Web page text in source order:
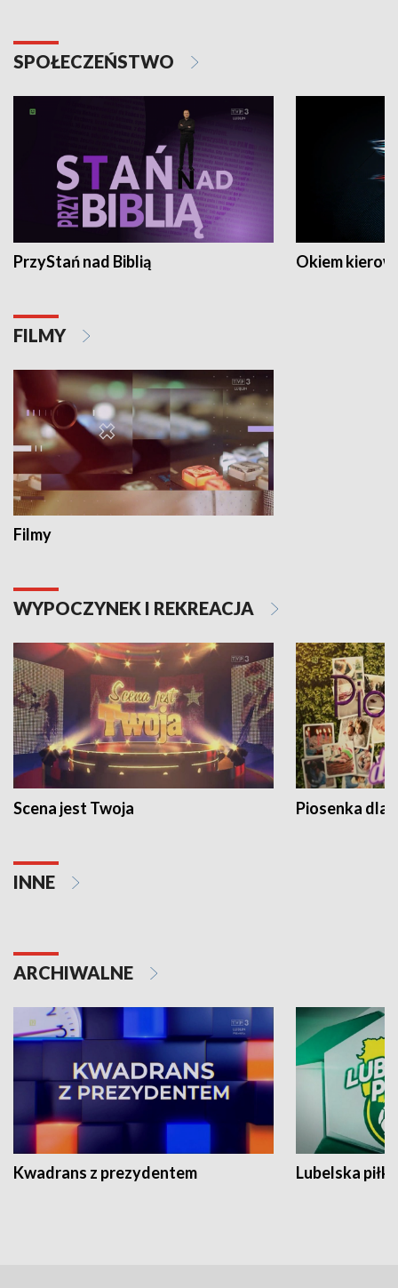
SPOŁECZEŃSTWO
PrzyStań nad Biblią Okiem
FILMY
Filmy
WYPOCZYNEK I REKREACJA
Scena jest Twoja Piosenka dla
INNE
ARCHIWALNE
Kwadrans z prezydentem Lubelska piłka